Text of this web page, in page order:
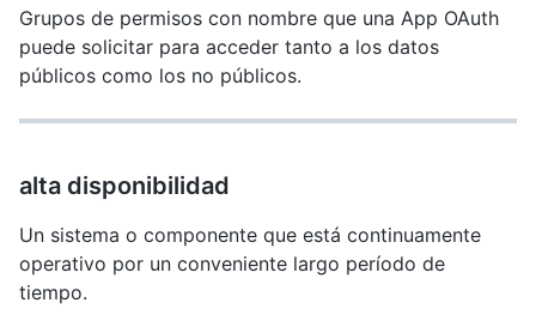
Grupos de permisos con nombre que una App OAuth
puede solicitar para acceder tanto a los datos
públicos como los no públicos.
alta disponibilidad
Un sistema o componente que está continuamente
operativo por un conveniente largo período de
tiempo.